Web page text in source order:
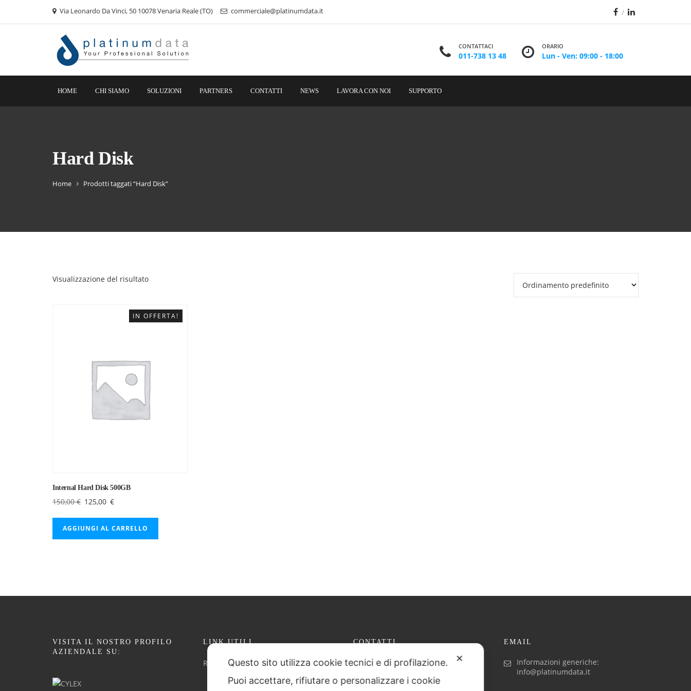
Via Leonardo Da Vinci, 50 10078 Venaria Reale (TO) commerciale@platinumdata.it
CONTATTACI
011-738 13 48
ORARIO
Lun - Ven: 09:00 - 18:00
HOME CHI SIAMO SOLUZIONI PARTNERS CONTATTI NEWS LAVORA CON NOI SUPPORTO
Hard Disk
Home Prodotti taggati “Hard Disk”
Visualizzazione del risultato
IN OFFERTA!
Internal Hard Disk 500GB
150,00€ Il
originale
era:
125,00 €
attuale
è:
AGGIUNGI AL CARRELLO
VISITA IL NOSTRO PROFILO
AZIENDALE SU:
LINK UTILI
Responsabilità condivisa
CONTATTI
Via Leonardo Da Vinci 50
P.I. 11637660017
EMAIL
Informazioni generiche:
info@platinumdata.it
✕
Questo sito utilizza cookie tecnici e di profilazione.
Puoi accettare, rifiutare o personalizzare i cookie